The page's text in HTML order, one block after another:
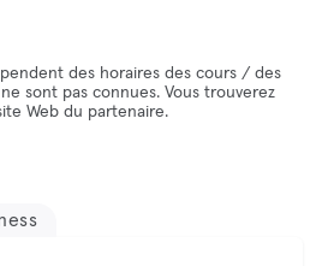
des horaires des cours / des
sont pas connues. Vous trouverez
Web du partenaire.